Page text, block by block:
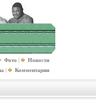
Фото |
Новости
| Комментарии